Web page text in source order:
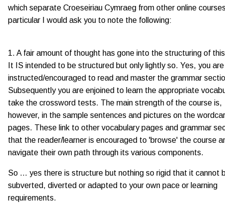
which separate Croeseiriau Cymraeg from other online
particular I would ask you to note the following:
1. A fair amount of thought has gone into the structuring of
It IS intended to be structured but only lightly so. Yes, you are
instructed/encouraged to read and master the grammar
Subsequently you are enjoined to learn the appropriate
take the crossword tests. The main strength of the course is,
however, in the sample sentences and pictures on the
pages. These link to other vocabulary pages and grammar
that the reader/learner is encouraged to 'browse' the course
navigate their own path through its various components.
So … yes there is structure but nothing so rigid that it cannot
subverted, diverted or adapted to your own pace or learning
requirements.